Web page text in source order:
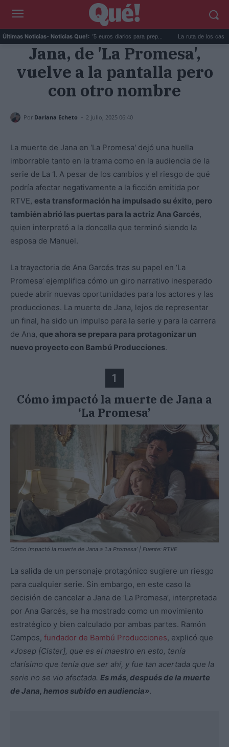
Últimas Noticias- Noticias Que!:
Becas opositores: hasta 75 euros diarios para prep... La ruta de los castillos de
Jana, de 'La Promesa',
vuelve a la pantalla pero
con otro nombre
Por Dariana Echeto - 2 julio, 2025 06:40
La muerte de Jana en ‘La Promesa' dejó una huella
imborrable tanto en la trama como en la audiencia de la
serie de La 1. A pesar de los cambios y el riesgo de qué
podría afectar negativamente a la ficción emitida por
RTVE, esta transformación ha impulsado su éxito, pero
también abrió las puertas para la actriz Ana Garcés,
quien interpretó a la doncella que terminó siendo la
esposa de Manuel.
La trayectoria de Ana Garcés tras su papel en ‘La
Promesa’ ejemplifica cómo un giro narrativo inesperado
puede abrir nuevas oportunidades para los actores y las
producciones. La muerte de Jana, lejos de representar
un final, ha sido un impulso para la serie y para la carrera
de Ana, que ahora se prepara para protagonizar un
nuevo proyecto con Bambú Producciones.
1
Cómo impactó la muerte de Jana a
‘La Promesa’
Cómo impactó la muerte de Jana a ‘La Promesa’ | Fuente: RTVE
La salida de un personaje protagónico sugiere un riesgo
para cualquier serie. Sin embargo, en este caso la
decisión de cancelar a Jana de ‘La Promesa’, interpretada
por Ana Garcés, se ha mostrado como un movimiento
estratégico y bien calculado por ambas partes. Ramón
Campos, fundador de Bambú Producciones, explicó que
«Josep [Cister], que es el maestro en esto, tenía
clarísimo que tenía que ser ahí, y fue tan acertada que la
serie no se vio afectada. Es más, después de la muerte
de Jana, hemos subido en audiencia».